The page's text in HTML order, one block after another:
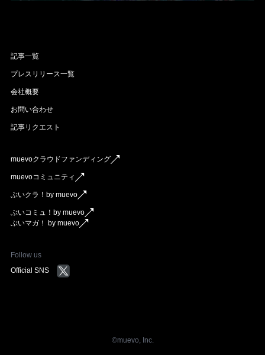
記事一覧
プレスリリース一覧
会社概要
お問い合わせ
記事リクエスト
muevoクラウドファンディング
muevoコミュニティ
ぶいクラ！by muevo
ぶいコミュ！by muevo
ぶいマガ！ by muevo
Follow us
Official SNS
©︎muevo, Inc.